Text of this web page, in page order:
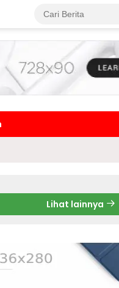
Lihat lainnya